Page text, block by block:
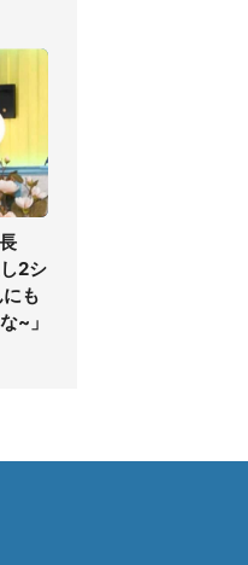
2シ
も
~」